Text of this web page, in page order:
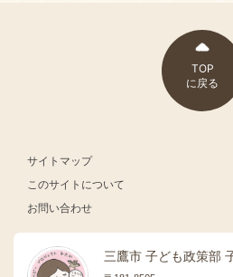
TOP
に戻る
サイトマップ
このサイトについて
お問い合わせ
三鷹市 子ども政策部